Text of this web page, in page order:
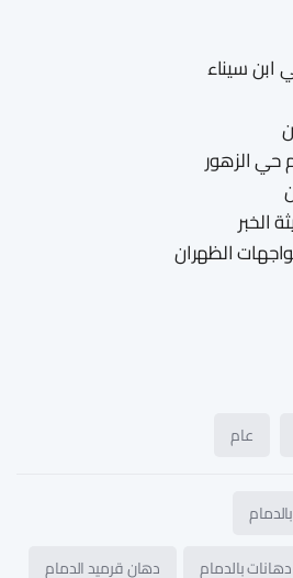
ابن سيناء
حي الزهور
الخبر
الظهران
عام
بالدمام
دهان قرميد الدمام